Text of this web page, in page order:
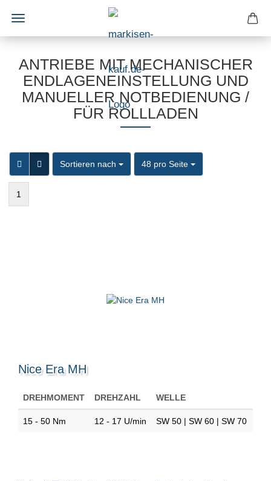
ANTRIEBE MIT MECHANISCHER
ENDLAGENEINSTELLUNG UND
MANUELLER NOTBEDIENUNG /
FÜR ROLLLADEN
Sortieren nach
Sortieren nach 48 pro Seite
pro Seite
1
Nice Era MH
DREHMOMENT DREHZAHL WELLE
15 - 50 Nm 12 - 17 U/min SW 50 | SW 60 | SW 70